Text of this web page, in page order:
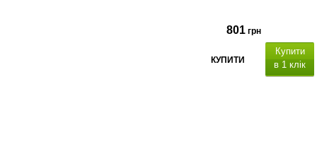
801 грн
КУПИТИ
Купити
в 1 клік